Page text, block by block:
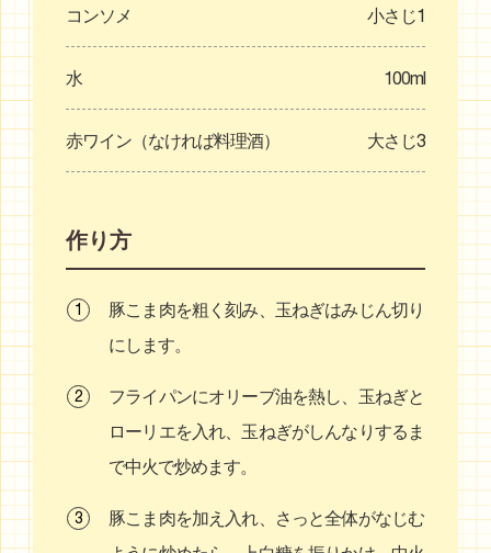
コンソメ 小さじ1
水 100ml
赤ワイン（なければ料理酒） 大さじ3
作り方
豚こま肉を粗く刻み、玉ねぎはみじん切り
にします。
フライパンにオリーブ油を熱し、玉ねぎと
ローリエを入れ、玉ねぎがしんなりするま
で中火で炒めます。
豚こま肉を加え入れ、さっと全体がなじむ